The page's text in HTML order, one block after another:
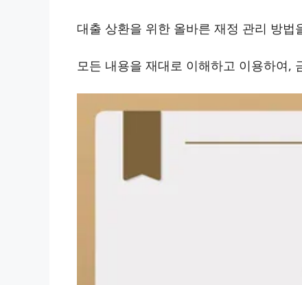
대출 상환을 위한 올바른 재정 관리 방
모든 내용을 재대로 이해하고 이용하여,